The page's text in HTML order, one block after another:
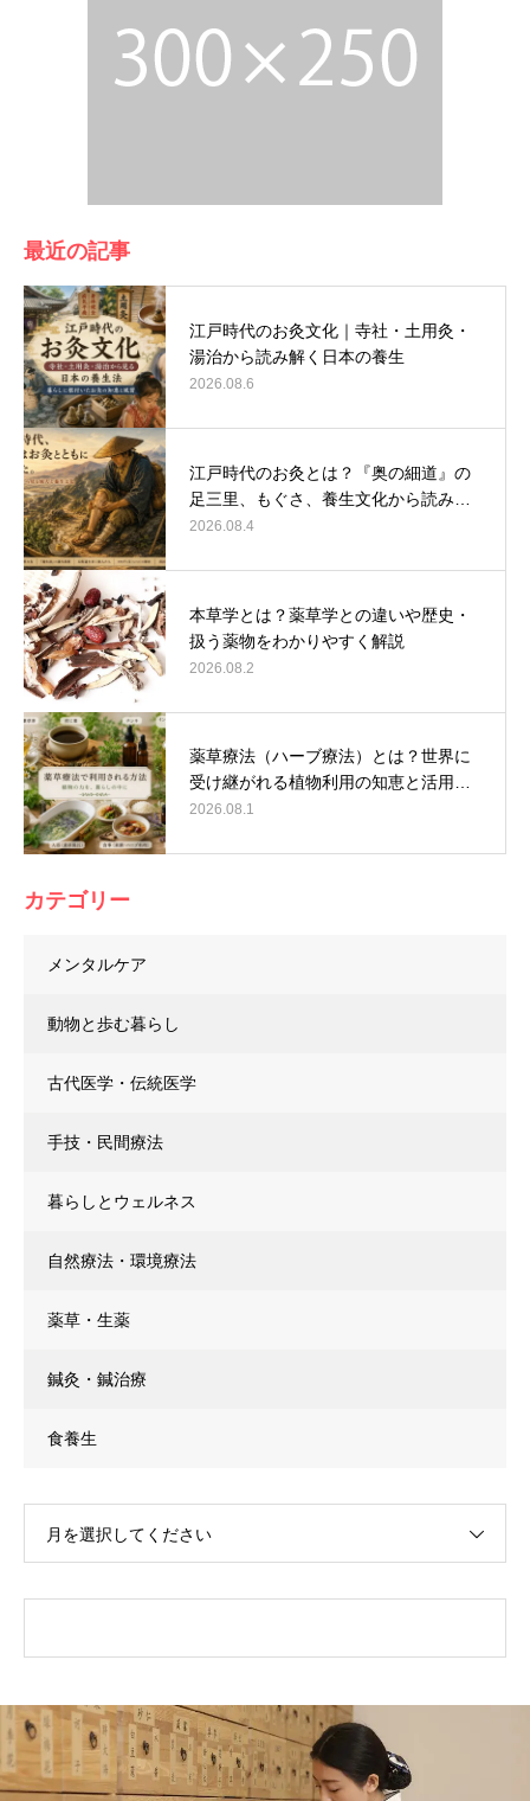
最近の記事
江戸時代のお灸文化｜寺社・土用灸・
湯治から読み解く日本の養生
2026.08.6
江戸時代のお灸とは？『奥の細道』の
足三里、もぐさ、養生文化から読み…
2026.08.4
本草学とは？薬草学との違いや歴史・
扱う薬物をわかりやすく解説
2026.08.2
薬草療法（ハーブ療法）とは？世界に
受け継がれる植物利用の知恵と活用…
2026.08.1
カテゴリー
メンタルケア
動物と歩む暮らし
古代医学・伝統医学
手技・民間療法
暮らしとウェルネス
自然療法・環境療法
薬草・生薬
鍼灸・鍼治療
食養生
月を選択してください